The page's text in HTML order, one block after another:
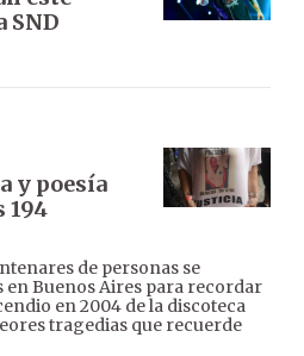
SND
y poesía
194
de personas se
Buenos Aires para recordar
en 2004 de la discoteca
tragedias que recuerde